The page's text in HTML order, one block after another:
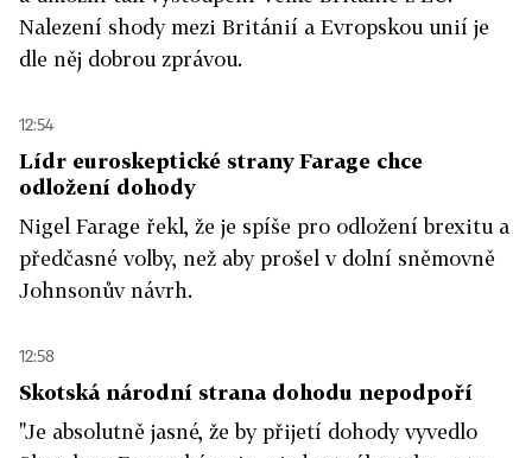
Nalezení shody mezi Británií a Evropskou unií je
dle něj dobrou zprávou.
12:54
Lídr euroskeptické strany Farage chce
odložení dohody
Nigel Farage řekl, že je spíše pro odložení brexitu a
předčasné volby, než aby prošel v dolní sněmovně
Johnsonův návrh.
12:58
Skotská národní strana dohodu nepodpoří
"Je absolutně jasné, že by přijetí dohody vyvedlo